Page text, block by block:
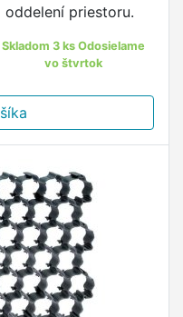
priestoru.
Skladom 3 ks Odosielame
vo štvrtok